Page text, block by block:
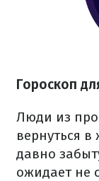
Гороскоп
Люди из
вернуться
давно
ожидает не